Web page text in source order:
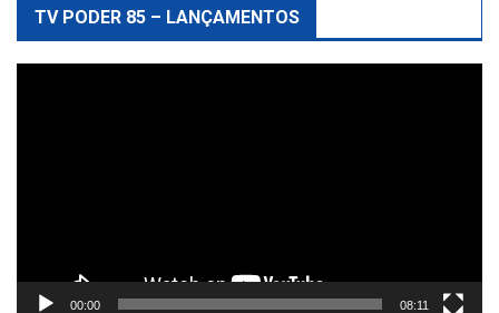
TV PODER 85 – LANÇAMENTOS
00:00 08:11